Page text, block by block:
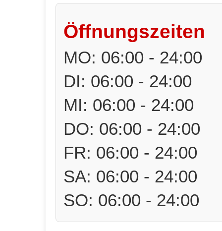
Öffnungszeiten
MO: 06:00 - 24:00
DI: 06:00 - 24:00
MI: 06:00 - 24:00
DO: 06:00 - 24:00
FR: 06:00 - 24:00
SA: 06:00 - 24:00
SO: 06:00 - 24:00